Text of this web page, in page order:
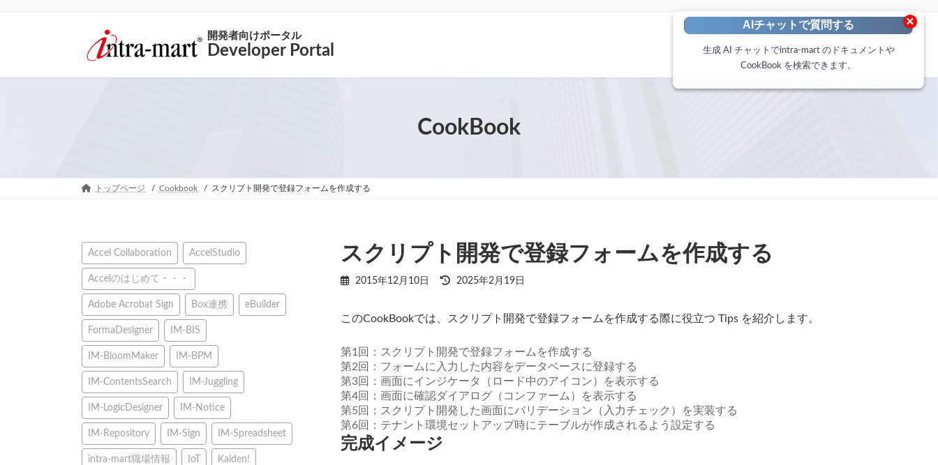
AIチャットで質問する
生成 AI チャットでintra-mart のドキュメントや
CookBook を検索できます。
×
開発者向けポータル
Developer Portal
CookBook
トップページ Cookbook スクリプト開発で登録フォームを作成する
スクリプト開発で登録フォームを作成する
2015年12月10日
最
新
:
2025年2月19日
このCookBookでは、スクリプト開発で登録フォームを作成する際に役立つ Tips を紹介します。
第1回：スクリプト開発で登録フォームを作成する
第2回：フォームに入力した内容をデータベースに登録する
第3回：画面にインジケータ（ロード中のアイコン）を表示する
第4回：画面に確認ダイアログ（コンファーム）を表示する
第5回：スクリプト開発した画面にバリデーション（入力チェック）を実装する
第6回：テナント環境セットアップ時にテーブルが作成されるよう設定する
完成イメージ
Accel Collaboration AccelStudio
Accelのはじめて・・・
Adobe Acrobat Sign Box連携 eBuilder
FormaDesigner IM-BIS
IM-BloomMaker IM-BPM
IM-ContentsSearch IM-Juggling
IM-LogicDesigner IM-Notice
IM-Repository IM-Sign IM-Spreadsheet
intra-mart職場情報 IoT Kaiden!